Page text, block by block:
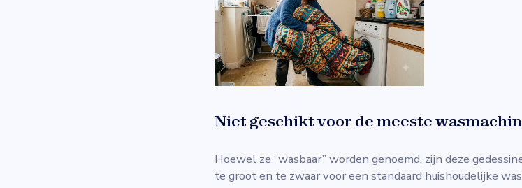
Niet geschikt voor de meeste
Hoewel ze “wasbaar” worden genoemd, zijn deze
te groot en te zwaar voor een standaard huishoudelijke